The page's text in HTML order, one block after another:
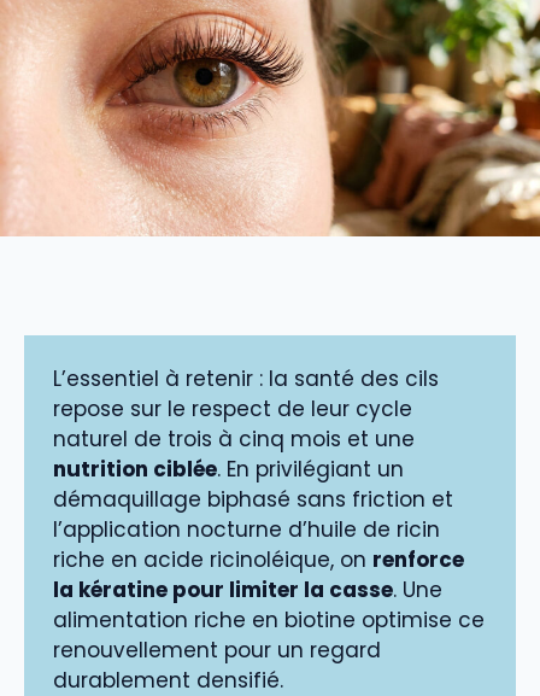
L’essentiel à retenir : la santé des cils
repose sur le respect de leur cycle
naturel de trois à cinq mois et une
nutrition ciblée. En privilégiant un
démaquillage biphasé sans friction et
l’application nocturne d’huile de ricin
riche en acide ricinoléique, on renforce
la kératine pour limiter la casse. Une
alimentation riche en biotine optimise ce
renouvellement pour un regard
durablement densifié.